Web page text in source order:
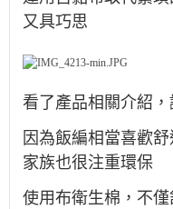
又具巧思
看了產品相關介紹
因為飯編相當喜歡
家族也很注重環保
使用布衛生棉，不